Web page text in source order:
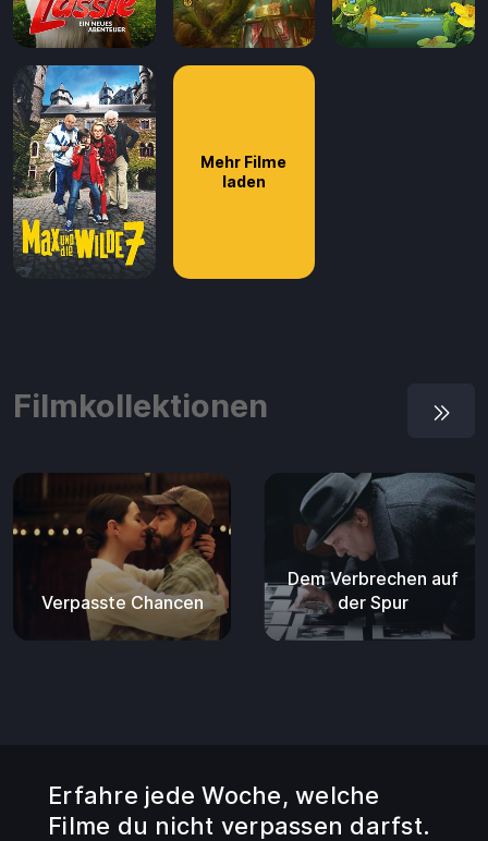
Mehr Filme
laden
Filmkollektionen
Verpasste Chancen
Dem Verbrechen auf
der Spur
Erfahre jede Woche, welche
Filme du nicht verpassen darfst.